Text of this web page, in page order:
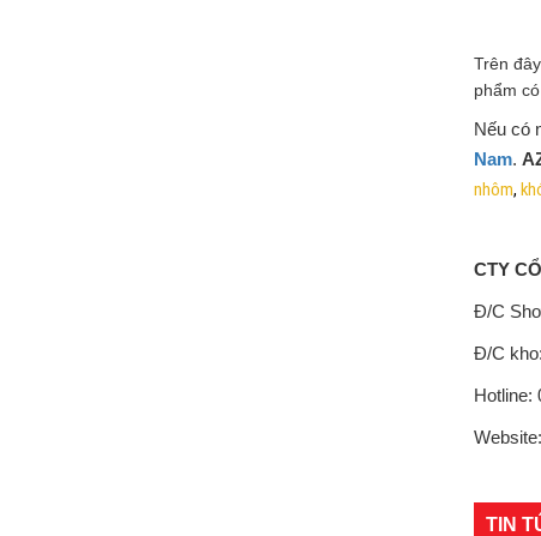
Trên
phẩm
Nếu có
Nam.
nhôm,
CTY
Đ/C
Đ/C
Hotline:
Website:
TIN